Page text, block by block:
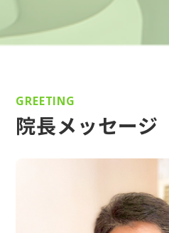
GREETING
院長メッセージ